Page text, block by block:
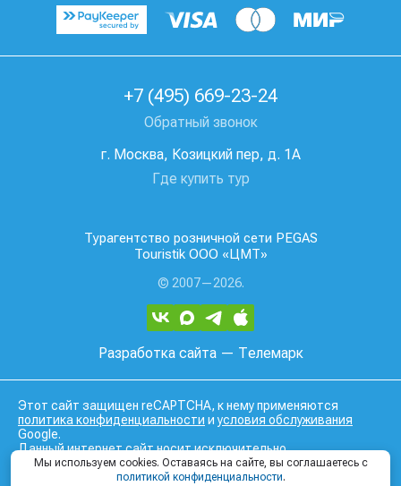
Турагентство розничной сети PEGAS
Touristik ООО «ЦМТ»
© 2007—2026.
+7 (495) 669-23-24
Обратный звонок
г. Москва, Козицкий пер, д. 1А
Где купить тур
Разработка сайта— Телемарк
Этот сайт защищен reCAPTCHA, к нему применяются
политика конфиденциальности иусловия обслуживания
Google.
Данный интернет сайт носит исключительно
информационный характер и вся информация на нем не
является публичной офертой, определяемой положениями
Мы используем cookies. Оставаясь на сайте, вы соглашаетесь с
политикой конфиденциальности.